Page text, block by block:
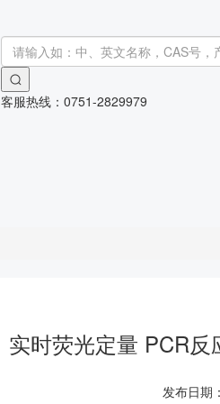
客服热线： 0751-2829979
实时荧光定量 PCR
发布日期